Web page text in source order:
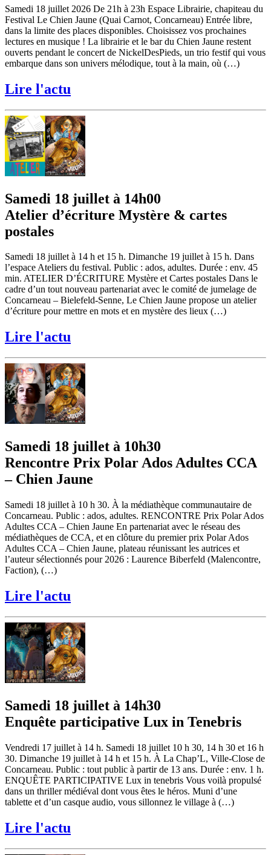
Samedi 18 juillet 2026 De 21h à 23h Espace Librairie, chapiteau du
Festival Le Chien Jaune (Quai Carnot, Concarneau) Entrée libre,
dans la limite des places disponibles. Choisissez vos prochaines
lectures en musique ! La librairie et le bar du Chien Jaune restent
ouverts pendant le concert de NickelDesPieds, un trio festif qui vous
embarque dans son univers mélodique, tout à la main, où (…)
Lire l'actu
Samedi 18 juillet à 14h00
Atelier d’écriture Mystère & cartes
postales
Samedi 18 juillet à 14 h et 15 h. Dimanche 19 juillet à 15 h. Dans
l’espace Ateliers du festival. Public : ados, adultes. Durée : env. 45
min. ATELIER D’ÉCRITURE Mystère et Cartes postales Dans le
cadre d’un tout nouveau partenariat avec le comité de jumelage de
Concarneau – Bielefeld-Senne, Le Chien Jaune propose un atelier
d’écriture pour mettre en mots et en mystère des lieux (…)
Lire l'actu
Samedi 18 juillet à 10h30
Rencontre Prix Polar Ados Adultes CCA
– Chien Jaune
Samedi 18 juillet à 10 h 30. À la médiathèque communautaire de
Concarneau. Public : ados, adultes. RENCONTRE Prix Polar Ados
Adultes CCA – Chien Jaune En partenariat avec le réseau des
médiathèques de CCA, et en clôture du premier prix Polar Ados
Adultes CCA – Chien Jaune, plateau réunissant les autrices et
l’auteur sélectionnés pour 2026 : Laurence Biberfeld (Malencontre,
Faction), (…)
Lire l'actu
Samedi 18 juillet à 14h30
Enquête participative Lux in Tenebris
Vendredi 17 juillet à 14 h. Samedi 18 juillet 10 h 30, 14 h 30 et 16 h
30. Dimanche 19 juillet à 14 h et 15 h. À La Chap’L, Ville-Close de
Concarneau. Public : tout public à partir de 13 ans. Durée : env. 1 h.
ENQUÊTE PARTICIPATIVE Lux in tenebris Vous voilà propulsé
dans un thriller médiéval dont vous êtes le héros. Muni d’une
tablette et d’un casque audio, vous sillonnez le village à (…)
Lire l'actu